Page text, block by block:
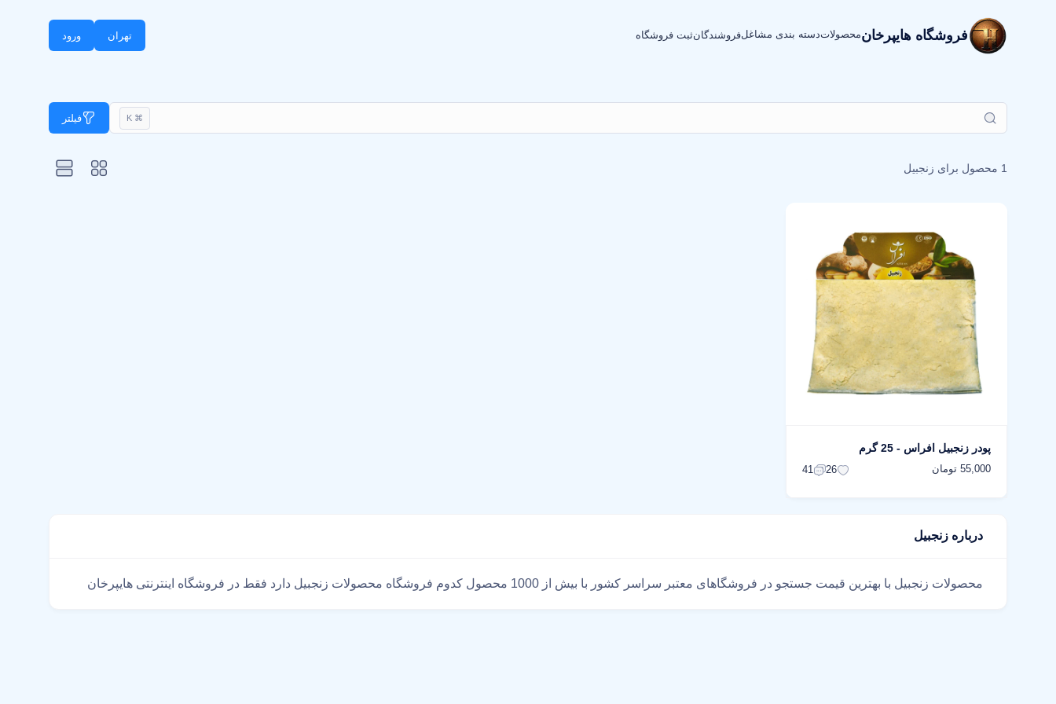
فروشگاه هایپرخانمحصولاتدسته بندی مشاغلفروشندگانثبت فروشگاه تهران ورود
⌘ K فیلتر
1 محصول برای زنجبیل
پودر زنجبیل افراس - 25 گرم
55,000 تومان 26
41
درباره زنجبیل
محصولات زنجبیل با بهترین قیمت جستجو در فروشگاهای معتبر سراسر کشور با بیش از 1000 محصول کدوم فروشگاه محصولات زنجبیل دارد فقط در فروشگاه اینترنتی هایپرخان